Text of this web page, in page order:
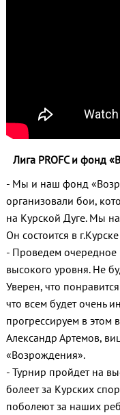
Лига PROFC и фонд
- Мы и наш фонд
организовали бои,
на Курской Дуге. Мы
Он состоится в
- Проведем очередное
высокого уровня. Не
Уверен, что
что всем будет очень
прогрессируем в этом
Александр Артемов,
«Возрождения».
- Турнир пройдет на
болеет за Курских
поболеют за наших